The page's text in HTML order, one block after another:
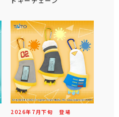
2026年 7 月下旬 登場